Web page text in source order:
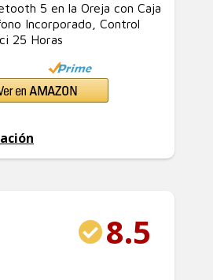
5 en la Oreja con Caja
Incorporado, Control
25 Horas
8.5